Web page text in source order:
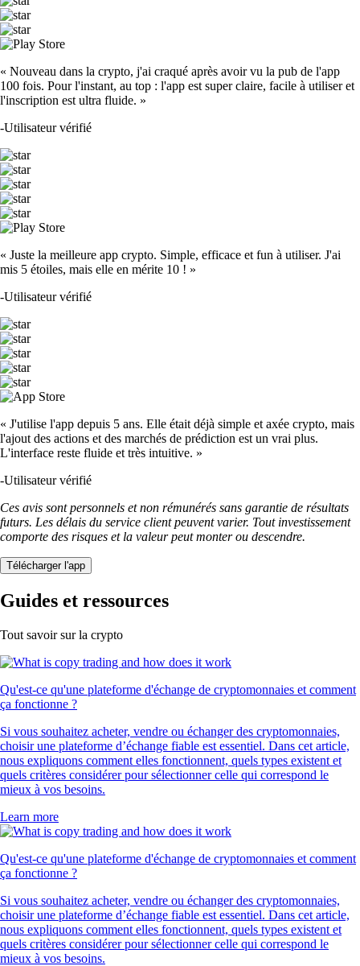
« Nouveau dans la crypto, j'ai craqué après avoir vu la pub de l'app
100 fois. Pour l'instant, au top : l'app est super claire, facile à utiliser et
l'inscription est ultra fluide. »
-Utilisateur vérifié
« Juste la meilleure app crypto. Simple, efficace et fun à utiliser. J'ai
mis 5 étoiles, mais elle en mérite 10 ! »
-Utilisateur vérifié
« J'utilise l'app depuis 5 ans. Elle était déjà simple et axée crypto, mais
l'ajout des actions et des marchés de prédiction est un vrai plus.
L'interface reste fluide et très intuitive. »
-Utilisateur vérifié
Ces avis sont personnels et non rémunérés sans garantie de résultats
futurs. Les délais du service client peuvent varier. Tout investissement
comporte des risques et la valeur peut monter ou descendre.
Télécharger l'app
Guides et ressources
Tout savoir sur la crypto
Qu'est-ce qu'une plateforme d'échange de cryptomonnaies et comment
ça fonctionne ?
Si vous souhaitez acheter, vendre ou échanger des cryptomonnaies,
choisir une plateforme d’échange fiable est essentiel. Dans cet article,
nous expliquons comment elles fonctionnent, quels types existent et
quels critères considérer pour sélectionner celle qui correspond le
mieux à vos besoins.
Learn more
Qu'est-ce qu'une plateforme d'échange de cryptomonnaies et comment
ça fonctionne ?
Si vous souhaitez acheter, vendre ou échanger des cryptomonnaies,
choisir une plateforme d’échange fiable est essentiel. Dans cet article,
nous expliquons comment elles fonctionnent, quels types existent et
quels critères considérer pour sélectionner celle qui correspond le
mieux à vos besoins.